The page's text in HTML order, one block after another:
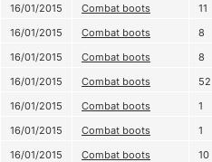
16/01/2015
Combat boots 11
16/01/2015
Combat boots 8
16/01/2015
Combat boots 8
16/01/2015
Combat boots 52
16/01/2015
Combat boots 1
16/01/2015
Combat boots 1
16/01/2015
Combat boots 10